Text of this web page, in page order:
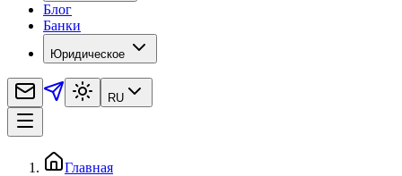
Блог
Банки
Юридическое
RU
Главная